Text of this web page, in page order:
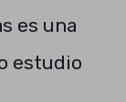
es una
estudio